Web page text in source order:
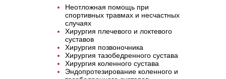
Неотложная помощь при
спортивных травмах и несчастных
случаях
Хирургия плечевого и локтевого
суставов
Хирургия позвоночника
Хирургия тазобедренного сустава
Хирургия коленного сустава
Эндопротезирование коленного и